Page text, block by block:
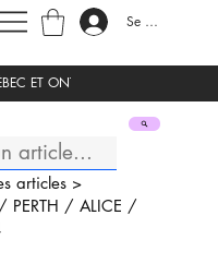
Se connecter
articles>
/ PERTH / ALICE /